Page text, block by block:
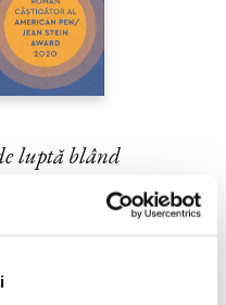
luptă blând